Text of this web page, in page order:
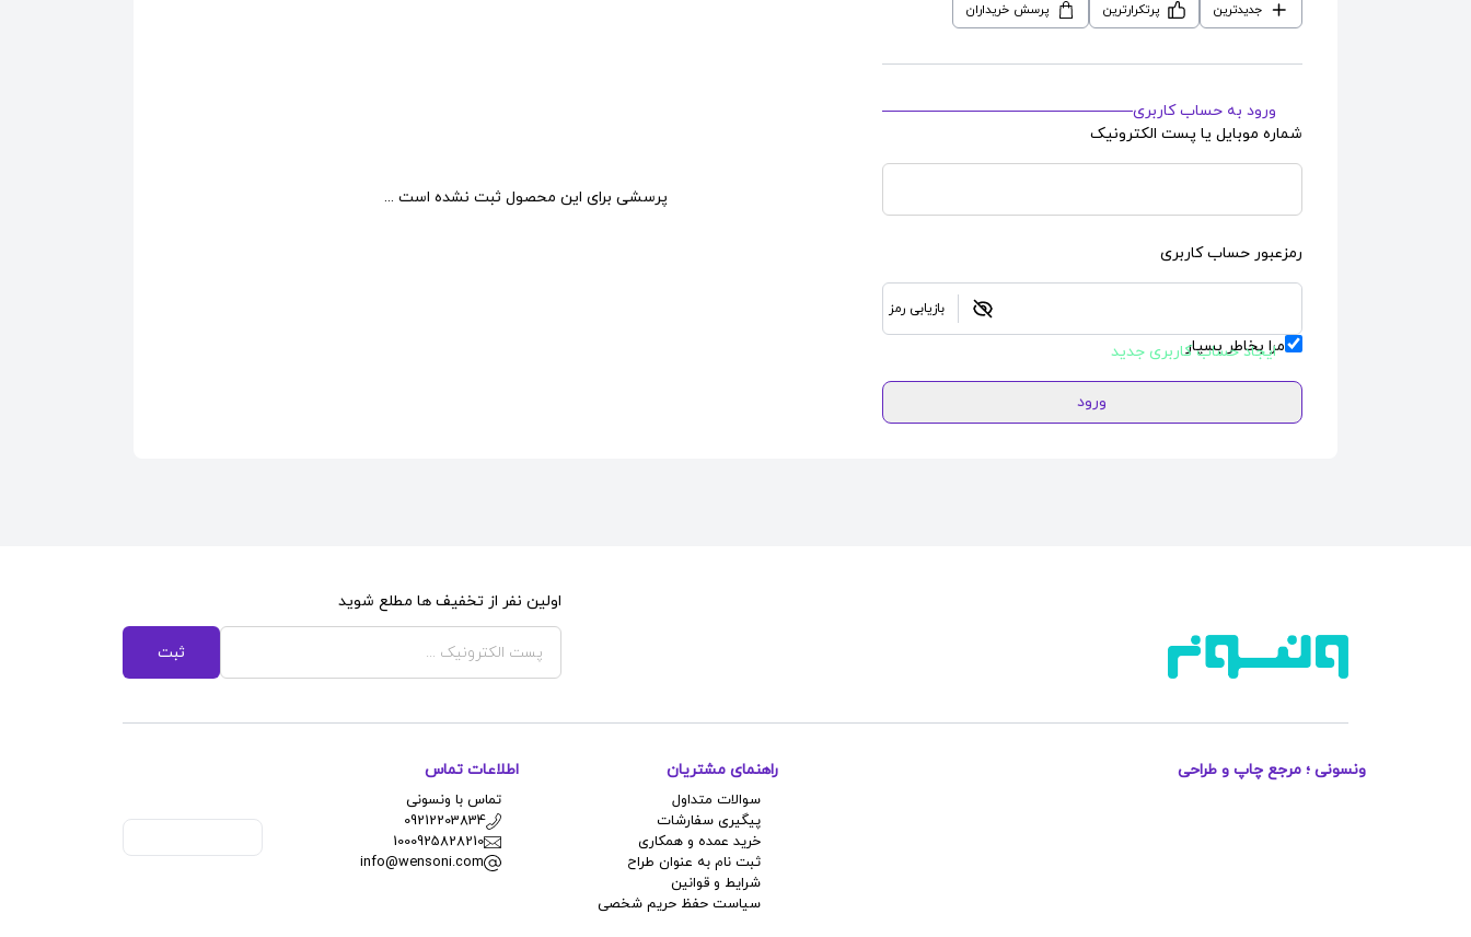
جدیدترین
پرتکرارترین پرسش خریداران
ورود به حساب کاربری
شماره موبایل یا پست الکترونیک
رمزعبور حساب کاربری
بازیابی رمز
مرا بخاطر بسپار
ایجاد حساب کاربری جدید
ورود
پرسشی برای این محصول ثبت نشده است ...
اولین نفر از تخفیف ها مطلع شوید
ثبت
ونسونی ؛ مرجع چاپ و طراحی راهنمای مشتریان
سوالات متداول
پیگیری سفارشات
خرید عمده و همکاری
ثبت نام به عنوان طراح
شرایط و قوانین
سیاست حفظ حریم شخصی
اطلاعات تماس
تماس با ونسونی
09212203834
1000925828210
info@wensoni.com